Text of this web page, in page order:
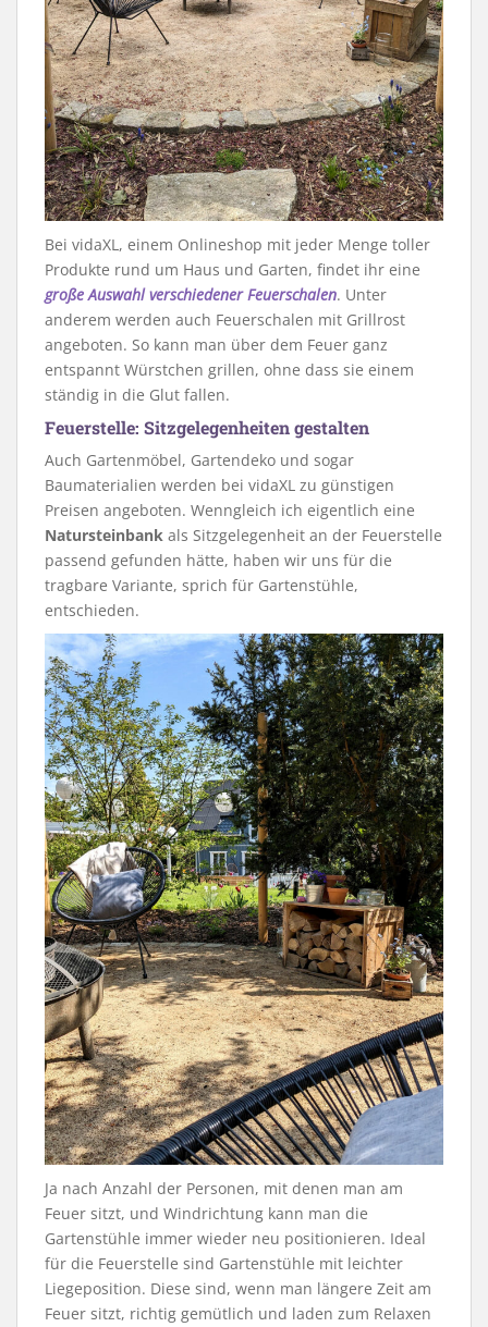
Bei vidaXL, einem Onlineshop mit jeder Menge toller
Produkte rund um Haus und Garten, findet ihr eine
große Auswahl verschiedener Feuerschalen. Unter
anderem werden auch Feuerschalen mit Grillrost
angeboten. So kann man über dem Feuer ganz
entspannt Würstchen grillen, ohne dass sie einem
ständig in die Glut fallen.
Feuerstelle: Sitzgelegenheiten gestalten
Auch Gartenmöbel, Gartendeko und sogar
Baumaterialien werden bei vidaXL zu günstigen
Preisen angeboten. Wenngleich ich eigentlich eine
Natursteinbank als Sitzgelegenheit an der Feuerstelle
passend gefunden hätte, haben wir uns für die
tragbare Variante, sprich für Gartenstühle,
entschieden.
Ja nach Anzahl der Personen, mit denen man am
Feuer sitzt, und Windrichtung kann man die
Gartenstühle immer wieder neu positionieren. Ideal
für die Feuerstelle sind Gartenstühle mit leichter
Liegeposition. Diese sind, wenn man längere Zeit am
Feuer sitzt, richtig gemütlich und laden zum Relaxen